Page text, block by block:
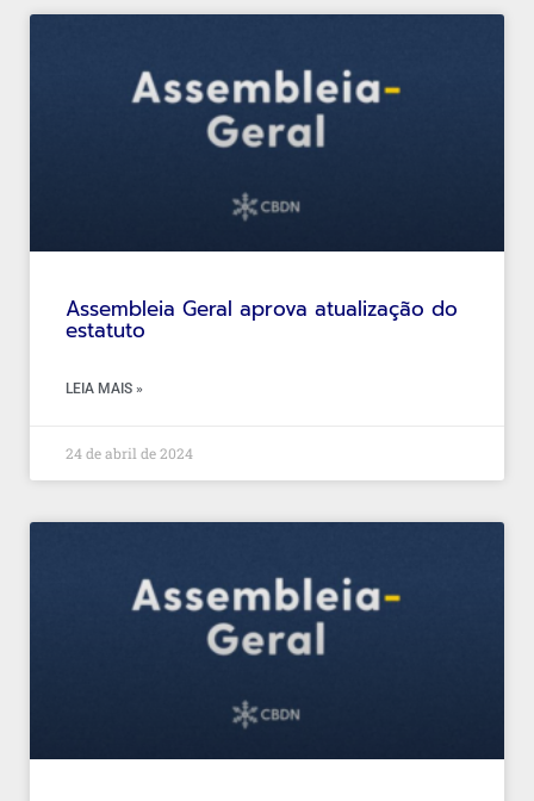
Assembleia Geral aprova atualização do
estatuto
LEIA MAIS »
24 de abril de 2024